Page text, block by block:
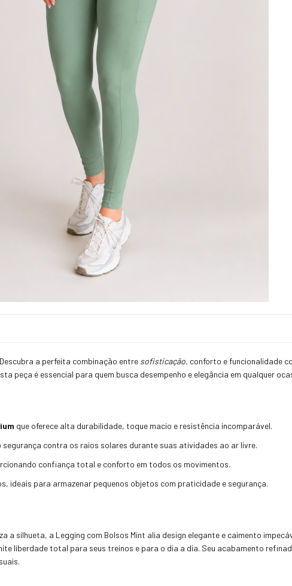
Descubra a perfeita combinação entre sofisticação, conforto e funcionalidade
peça é essencial para quem busca desempenho e elegância em qualquer
que oferece alta durabilidade, toque macio e resistência incomparável.
segurança contra os raios solares durante suas atividades ao ar livre.
confiança total e conforto em todos os movimentos.
ideais para armazenar pequenos objetos com praticidade e segurança.
a silhueta, a Legging com Bolsos Mint alia design elegante e caimento
liberdade total para seus treinos e para o dia a dia. Seu acabamento